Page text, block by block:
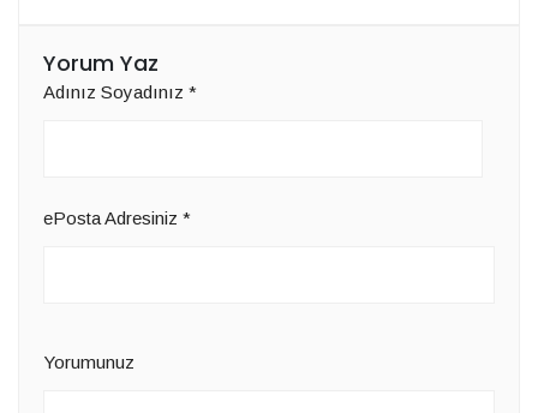
Yorum Yaz
Adınız Soyadınız *
ePosta Adresiniz *
Yorumunuz